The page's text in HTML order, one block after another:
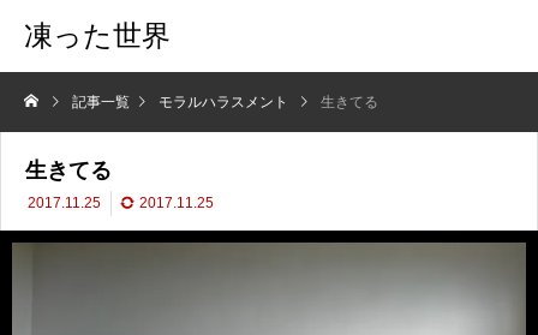
凍った世界
記事一覧 モラルハラスメント 生きてる
生きてる
2017.11.25 2017.11.25